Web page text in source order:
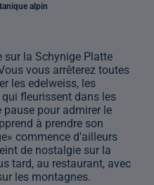
alpin
sur la Schynige Platte
vous arrêterez toutes
les edelweiss, les
fleurissent dans les
pause pour admirer le
à prendre son
commence d’ailleurs
de nostalgie sur la
tard, au restaurant, avec
les montagnes.